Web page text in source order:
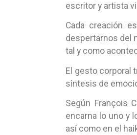
escritor y artista
Cada creación
despertarnos del
tal y como
El gesto corporal
síntesis de
Según François
encarna lo uno y
así como en el